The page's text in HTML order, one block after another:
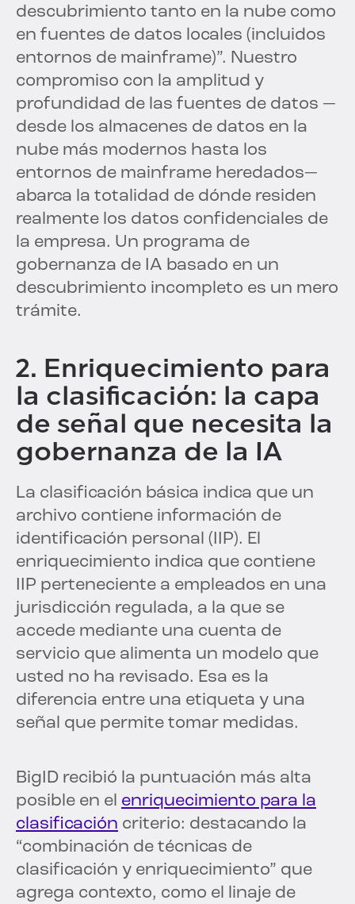
descubrimiento tanto en la nube como
en fuentes de datos locales (incluidos
entornos de mainframe)”. Nuestro
compromiso con la amplitud y
profundidad de las fuentes de datos —
desde los almacenes de datos en la
nube más modernos hasta los
entornos de mainframe heredados—
abarca la totalidad de dónde residen
realmente los datos confidenciales de
la empresa. Un programa de
gobernanza de IA basado en un
descubrimiento incompleto es un mero
trámite.
2. Enriquecimiento para
la clasificación: la capa
de señal que necesita la
gobernanza de la IA
La clasificación básica indica que un
archivo contiene información de
identificación personal (IIP). El
enriquecimiento indica que contiene
IIP perteneciente a empleados en una
jurisdicción regulada, a la que se
accede mediante una cuenta de
servicio que alimenta un modelo que
usted no ha revisado. Esa es la
diferencia entre una etiqueta y una
señal que permite tomar medidas.
BigID recibió la puntuación más alta
posible en el enriquecimiento para la
clasificación criterio: destacando la
“combinación de técnicas de
clasificación y enriquecimiento” que
agrega contexto, como el linaje de